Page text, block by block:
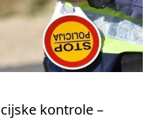
kontrole –